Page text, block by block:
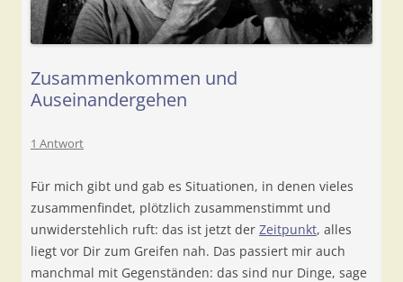
Zusammenkommen und
Auseinandergehen
1 Antwort
Für mich gibt und gab es Situationen, in denen vieles
zusammenfindet, plötzlich zusammenstimmt und
unwiderstehlich ruft: das ist jetzt der Zeitpunkt, alles
liegt vor Dir zum Greifen nah. Das passiert mir auch
manchmal mit Gegenständen: das sind nur Dinge, sage